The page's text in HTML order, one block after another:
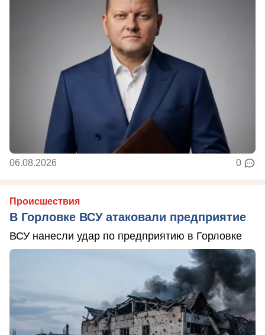
06.08.2026 0
Происшествия
В Горловке ВСУ атаковали предприятие
ВСУ нанесли удар по предприятию в Горловке